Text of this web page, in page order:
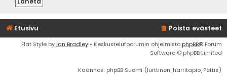
Etusivu Poista evästeet
Flat Style by Ian Bradley • Keskustelufoorumin ohjelmisto phpBB® Forum
Software © phpBB Limited
Käännös: phpBB Suomi (lurttinen, harritapio, Pettis)